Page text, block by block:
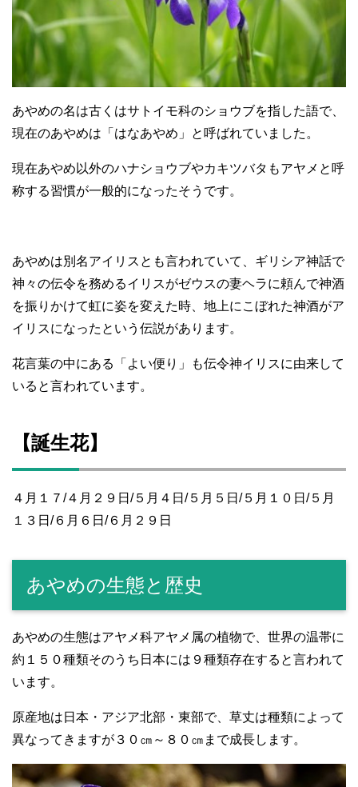
あやめの名は古くはサトイモ科のショウブを指した語で、
現在のあやめは「はなあやめ」と呼ばれていました。
現在あやめ以外のハナショウブやカキツバタもアヤメと呼
称する習慣が一般的になったそうです。
あやめは別名アイリスとも言われていて、ギリシア神話で
神々の伝令を務めるイリスがゼウスの妻ヘラに頼んで神酒
を振りかけて虹に姿を変えた時、地上にこぼれた神酒がア
イリスになったという伝説があります。
花言葉の中にある「よい便り」も伝令神イリスに由来して
いると言われています。
【誕生花】
４月１７/４月２９日/５月４日/５月５日/５月１０日/５月
１３日/６月６日/６月２９日
あやめの生態と歴史
あやめの生態はアヤメ科アヤメ属の植物で、世界の温帯に
約１５０種類そのうち日本には９種類存在すると言われて
います。
原産地は日本・アジア北部・東部で、草丈は種類によって
異なってきますが３０㎝～８０㎝まで成長します。